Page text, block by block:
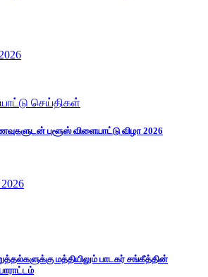
செய்திகள்
புளூஸ் விளையாட்டு விழா 2026
மத்தியிலும் பாடகர் சங்கீத்தின்